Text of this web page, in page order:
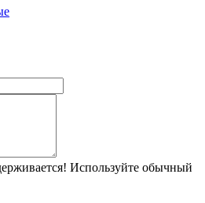
Используйте обычный